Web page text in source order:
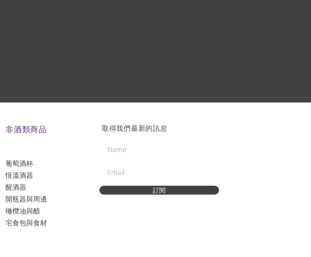
非酒類商品
葡萄酒杯
恆溫酒器
醒酒器
開瓶器與周邊
橄欖油與醋
宅食包與食材
取得我們最新的訊息
訂閱